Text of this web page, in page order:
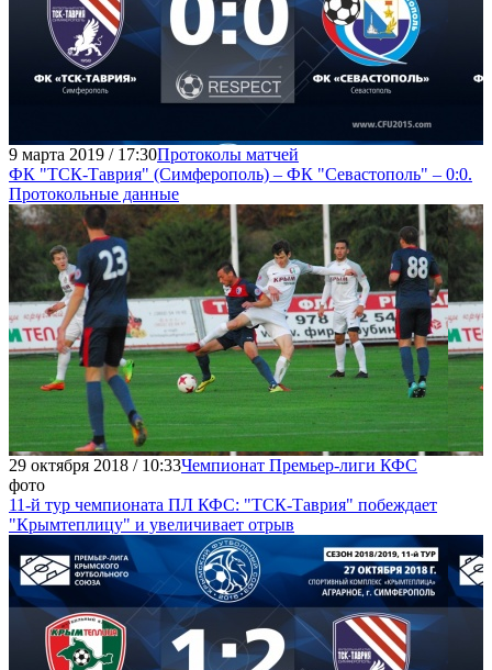
9 марта 2019 / 17:30Протоколы матчей
ФК "ТСК-Таврия" (Симферополь) – ФК "Севастополь" – 0:0.
Протокольные данные
29 октября 2018 / 10:33Чемпионат Премьер-лиги КФС
фото
11-й тур чемпионата ПЛ КФС: "ТСК-Таврия" побеждает
"Крымтеплицу" и увеличивает отрыв